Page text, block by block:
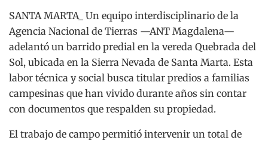
SANTA MARTA_ Un equipo interdisciplinario de la
Agencia Nacional de Tierras —ANT Magdalena—
adelantó un barrido predial en la vereda Quebrada del
Sol, ubicada en la Sierra Nevada de Santa Marta. Esta
labor técnica y social busca titular predios a familias
campesinas que han vivido durante años sin contar
con documentos que respalden su propiedad.
El trabajo de campo permitió intervenir un total de